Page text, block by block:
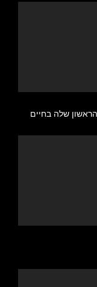
שלה בחיים